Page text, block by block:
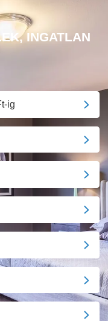
INGATLAN
ig